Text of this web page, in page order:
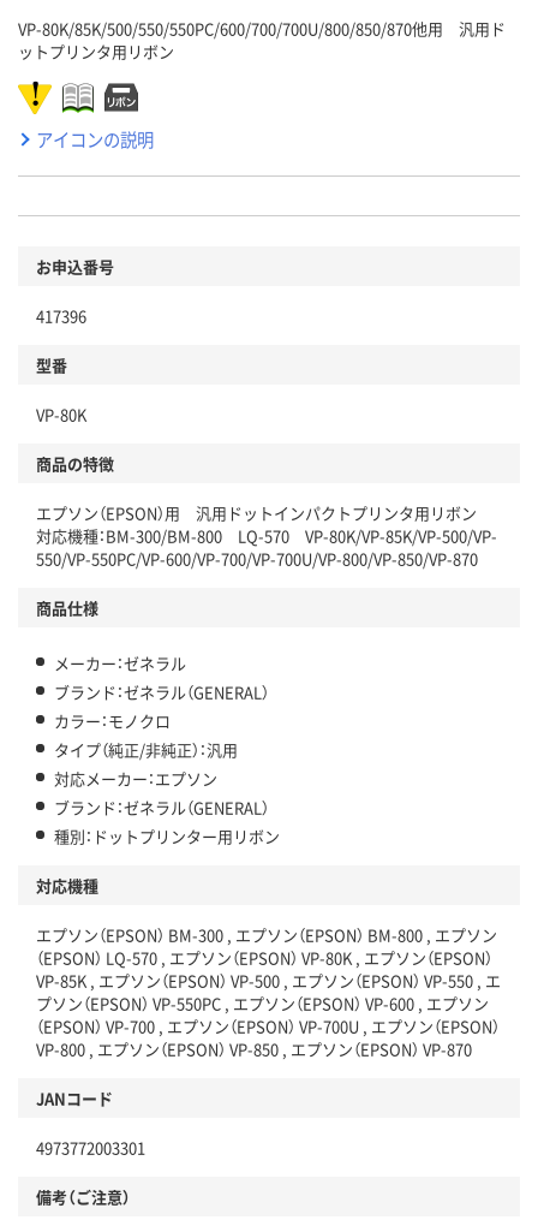
VP-80K/85K/500/550/550PC/600/700/700U/800/850/870他用 汎用ド
ットプリンタ用リボン
アイコンの説明
お申込番号
417396
型番
VP-80K
商品の特徴
エプソン（EPSON）用 汎用ドットインパクトプリンタ用リボン
対応機種：BM-300/BM-800 LQ-570 VP-80K/VP-85K/VP-500/VP-
550/VP-550PC/VP-600/VP-700/VP-700U/VP-800/VP-850/VP-870
商品仕様
メーカー：ゼネラル
ブランド：ゼネラル（GENERAL）
カラー：モノクロ
タイプ（純正/非純正）：汎用
対応メーカー：エプソン
ブランド：ゼネラル（GENERAL）
種別：ドットプリンター用リボン
対応機種
エプソン（EPSON） BM-300 , エプソン（EPSON） BM-800 , エプソン
（EPSON） LQ-570 , エプソン（EPSON） VP-80K , エプソン（EPSON）
VP-85K , エプソン（EPSON） VP-500 , エプソン（EPSON） VP-550 , エ
プソン（EPSON） VP-550PC , エプソン（EPSON） VP-600 , エプソン
（EPSON） VP-700 , エプソン（EPSON） VP-700U , エプソン（EPSON）
VP-800 , エプソン（EPSON） VP-850 , エプソン（EPSON） VP-870
JANコード
4973772003301
備考（ご注意）